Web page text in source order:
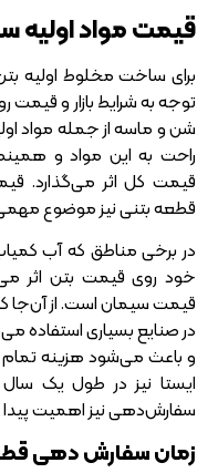
قیمت مواد اولیه
برای ساخت مخلوط اولیه
توجه به شرایط بازار و
شن و ماسه از جمله مواد
راحت به این مواد و
قیمت کل اثر می‌گذارد.
قطعه بتنی نیز موضوع
در برخی مناطق که آب
خود روی قیمت بتن اثر
قیمت سیمان است. از آن‌جا که
در صنایع بسیاری استفاده
و باعث می‌شود هزینه
ایستا نیز در طول یک
سفارش‌دهی نیز اهمیت
زمان سفارش ‌دهی